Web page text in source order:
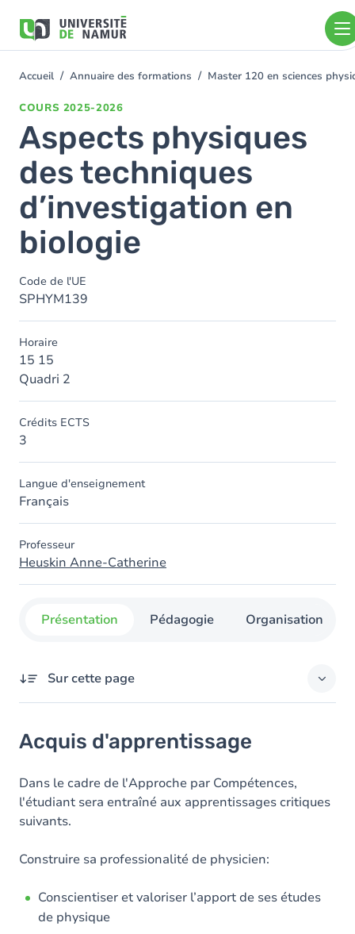
contenu
You
Accueil Annuaire des formations Master 120 en sciences
COURS 2025-2026
Aspects physiques
des techniques
d’investigation en
biologie
Code de l'UE
SPHYM139
Horaire
15 15
Quadri 2
Crédits ECTS
3
Langue d'enseignement
Français
Professeur
Heuskin Anne-Catherine
Présentation Pédagogie Organisation
Sur cette page
Objectifs
Contenu
Exercices
Acquis d'apprentissage
Dans le cadre de l'Approche par Compétences,
l'étudiant sera entraîné aux apprentissages critiques
suivants.
Construire sa professionalité de physicien:
Conscientiser et valoriser l’apport de ses études
de physique